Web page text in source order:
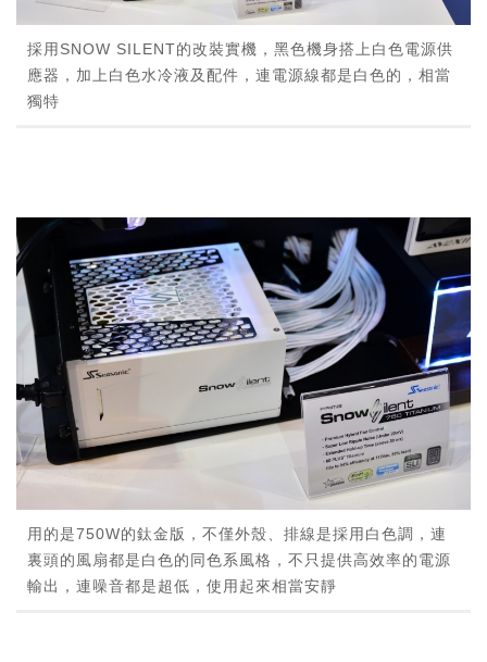
採用SNOW SILENT的改裝實機，黑色機身搭上白色電源供
應器，加上白色水冷液及配件，連電源線都是白色的，相當
獨特
用的是750W的鈦金版，不僅外殼、排線是採用白色調，連
裏頭的風扇都是白色的同色系風格，不只提供高效率的電源
輸出，連噪音都是超低，使用起來相當安靜